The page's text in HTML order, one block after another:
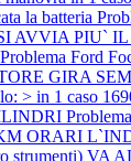
la batteria
AVVIA PIU` IL
Problema Ford
GIRA
> in 1 caso
ORARI
strumenti) VA